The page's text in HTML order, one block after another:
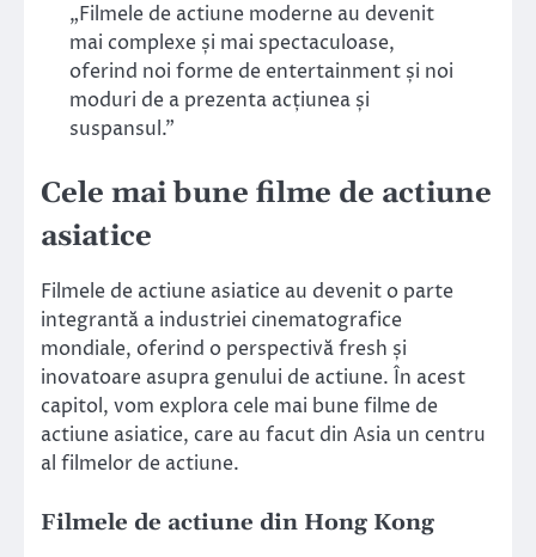
„Filmele de actiune moderne au devenit
mai complexe și mai spectaculoase,
oferind noi forme de entertainment și noi
moduri de a prezenta acțiunea și
suspansul.”
Cele mai bune filme de actiune
asiatice
Filmele de actiune asiatice au devenit o parte
integrantă a industriei cinematografice
mondiale, oferind o perspectivă fresh și
inovatoare asupra genului de actiune. În acest
capitol, vom explora cele mai bune filme de
actiune asiatice, care au facut din Asia un centru
al filmelor de actiune.
Filmele de actiune din Hong Kong